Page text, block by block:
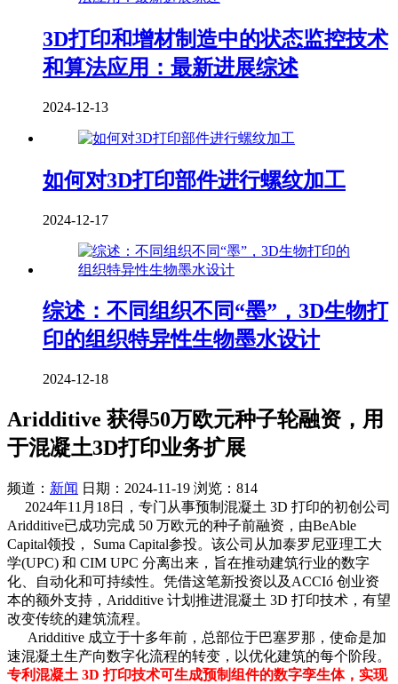
3D打印和增材制造中的状态监控技术
和算法应用：最新进展综述
2024-12-13
如何对3D打印部件进行螺纹加工
2024-12-17
综述：不同组织不同“墨”，3D生物打
印的组织特异性生物墨水设计
2024-12-18
Aridditive 获得50万欧元种子轮融资，用
于混凝土3D打印业务扩展
频道： 新闻 日期： 2024-11-19 浏览：814
2024年11月18日，专门从事预制混凝土 3D 打印的初创公司
Aridditive已成功完成 50 万欧元的种子前融资，由BeAble
Capital领投， Suma Capital参投。该公司从加泰罗尼亚理工大
学(UPC) 和 CIM UPC 分离出来，旨在推动建筑行业的数字
化、自动化和可持续性。凭借这笔新投资以及ACCIó 创业资
本的额外支持，Aridditive 计划推进混凝土 3D 打印技术，有望
改变传统的建筑流程。
Aridditive 成立于十多年前，总部位于巴塞罗那，使命是加
速混凝土生产向数字化流程的转变，以优化建筑的每个阶段。
专利混凝土 3D 打印技术可生成预制组件的数字孪生体，实现